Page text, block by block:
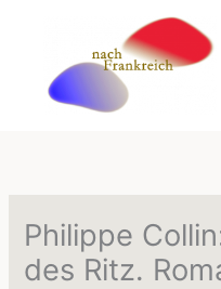
springen
Philippe
des Ritz.